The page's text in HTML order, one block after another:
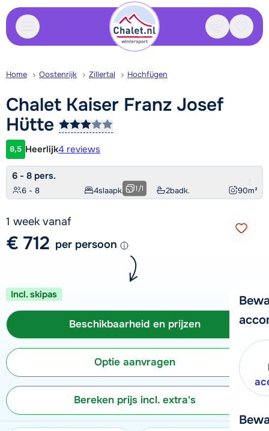
Contact
Home Oostenrijk Zillertal Hochfügen
Chalet Kaiser Franz Josef
Hütte
Klantwaardering
8,5 Heerlijk4 reviews
6 - 8 pers.
6 - 8 4slaapk. 2badk. 90m²
1/1
1 week vanaf
€ 712 per persoon
Incl. skipas
Beschikbaarheid en prijzen
Optie aanvragen
Bereken prijs incl. extra's